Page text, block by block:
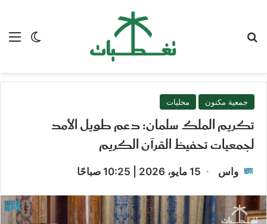
الوضع
جمعية مكنون محليات
تكريم الملك سلمان: دعم طويل الأمد
لجمعيات تحفيظ القرآن الكريم
واس 15 مايو، 2026 | 10:25 صباحًا